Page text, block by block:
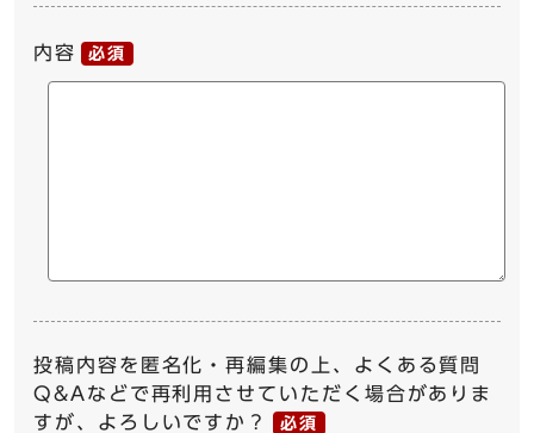
内容 必須
投稿内容を匿名化・再編集の上、よくある質問
Q&Aなどで再利用させていただく場合がありま
すが、よろしいですか？
必須